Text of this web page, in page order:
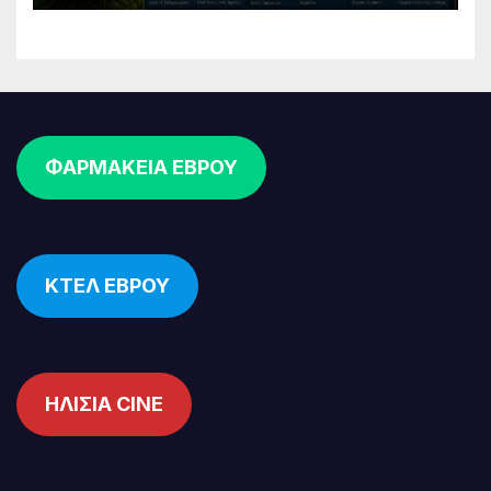
ΦΑΡΜΑΚΕΙΑ ΕΒΡΟΥ
ΚΤΕΛ ΕΒΡΟΥ
ΗΛΙΣΙΑ CINE